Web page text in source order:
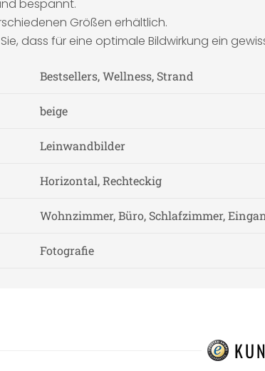
bespannt.
Größen erhältlich.
dass für eine optimale Bildwirkung ein
Bestsellers, Wellness, Strand
beige
Leinwandbilder
Horizontal, Rechteckig
Wohnzimmer, Büro, Schlafzimmer,
Fotografie